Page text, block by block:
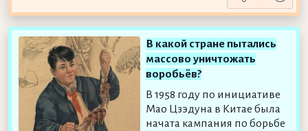
В какой стране пытались
массово уничтожать
воробьёв?
В 1958 году по инициативе
Мао Цзэдуна в Китае была
начата кампания по борьбе